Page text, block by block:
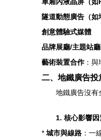
隧道動態廣告（如
創意體驗式媒體
品牌展廳/主題站廳
藝術裝置合作：與
二、地鐵廣告投
地鐵廣告沒有
1. 核心影響因
* 城市與線路 ：一